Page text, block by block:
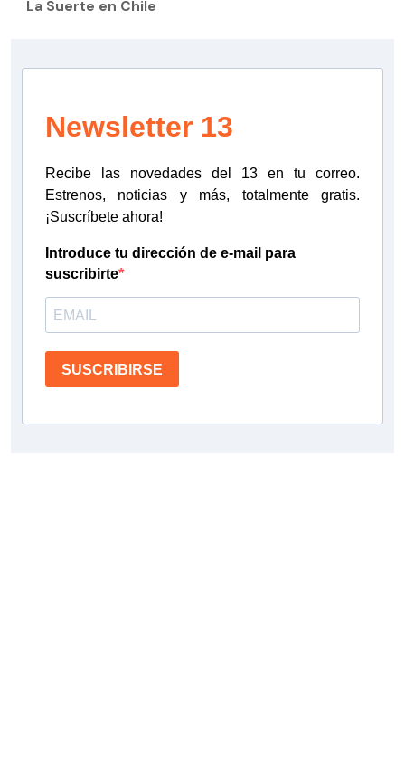
La Suerte en Chile
Newsletter 13
Recibe las novedades del 13 en tu correo.
Estrenos, noticias y más, totalmente gratis.
¡Suscríbete ahora!
Introduce tu dirección de e-mail para
suscribirte
SUSCRIBIRSE